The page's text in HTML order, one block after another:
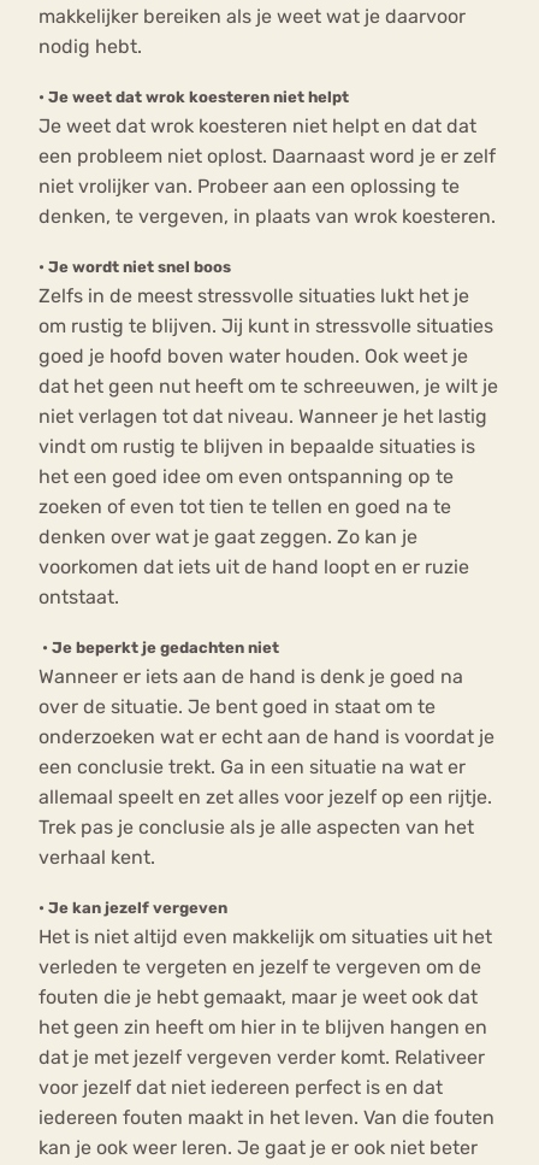
makkelijker bereiken als je weet wat je daarvoor
nodig hebt.
• Je weet dat wrok koesteren niet helpt
Je weet dat wrok koesteren niet helpt en dat dat
een probleem niet oplost. Daarnaast word je er zelf
niet vrolijker van. Probeer aan een oplossing te
denken, te vergeven, in plaats van wrok koesteren.
• Je wordt niet snel boos
Zelfs in de meest stressvolle situaties lukt het je
om rustig te blijven. Jij kunt in stressvolle situaties
goed je hoofd boven water houden. Ook weet je
dat het geen nut heeft om te schreeuwen, je wilt je
niet verlagen tot dat niveau. Wanneer je het lastig
vindt om rustig te blijven in bepaalde situaties is
het een goed idee om even ontspanning op te
zoeken of even tot tien te tellen en goed na te
denken over wat je gaat zeggen. Zo kan je
voorkomen dat iets uit de hand loopt en er ruzie
ontstaat.
• Je beperkt je gedachten niet
Wanneer er iets aan de hand is denk je goed na
over de situatie. Je bent goed in staat om te
onderzoeken wat er echt aan de hand is voordat je
een conclusie trekt. Ga in een situatie na wat er
allemaal speelt en zet alles voor jezelf op een rijtje.
Trek pas je conclusie als je alle aspecten van het
verhaal kent.
• Je kan jezelf vergeven
Het is niet altijd even makkelijk om situaties uit het
verleden te vergeten en jezelf te vergeven om de
fouten die je hebt gemaakt, maar je weet ook dat
het geen zin heeft om hier in te blijven hangen en
dat je met jezelf vergeven verder komt. Relativeer
voor jezelf dat niet iedereen perfect is en dat
iedereen fouten maakt in het leven. Van die fouten
kan je ook weer leren. Je gaat je er ook niet beter